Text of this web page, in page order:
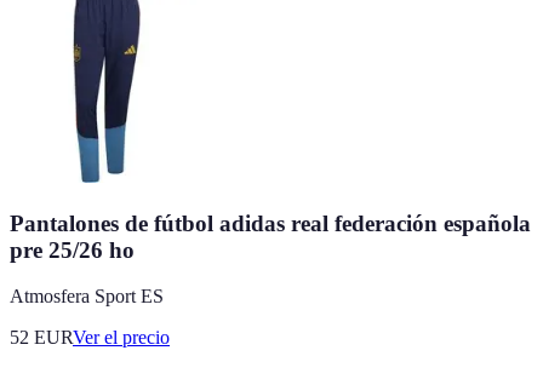
Pantalones de fútbol adidas real federación española
pre 25/26 ho
Atmosfera Sport ES
52 EURVer el precio